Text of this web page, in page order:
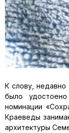
К слову,
было
номинации
Краеведы
архитектуры